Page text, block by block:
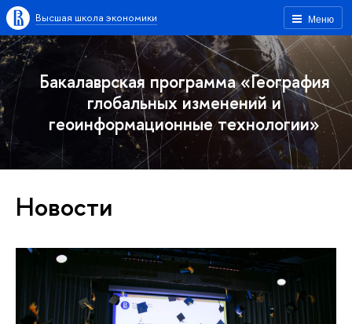
Меню
Высшая школа экономики
Бакалаврская программа «География
глобальных изменений и
геоинформационные технологии»
Новости